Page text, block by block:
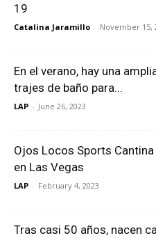
19
Catalina Jaramillo - November 15,
En el verano, hay una
trajes de baño para...
LAP - June 26, 2023
Ojos Locos Sports
en Las Vegas
LAP - February 4, 2023
Tras casi 50 años, nacen